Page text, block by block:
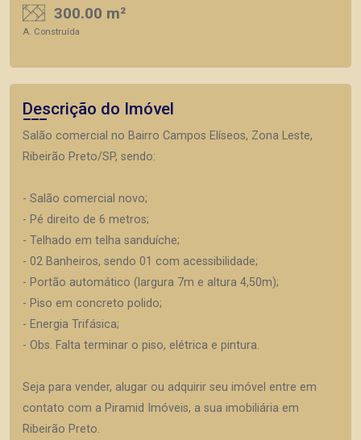
300.00 m²
A. Construída
Descrição do Imóvel
Salão comercial no Bairro Campos Elíseos, Zona Leste,
Ribeirão Preto/SP, sendo:
- Salão comercial novo;
- Pé direito de 6 metros;
- Telhado em telha sanduíche;
- 02 Banheiros, sendo 01 com acessibilidade;
- Portão automático (largura 7m e altura 4,50m);
- Piso em concreto polido;
- Energia Trifásica;
- Obs. Falta terminar o piso, elétrica e pintura.
Seja para vender, alugar ou adquirir seu imóvel entre em
contato com a Piramid Imóveis, a sua imobiliária em
Ribeirão Preto.